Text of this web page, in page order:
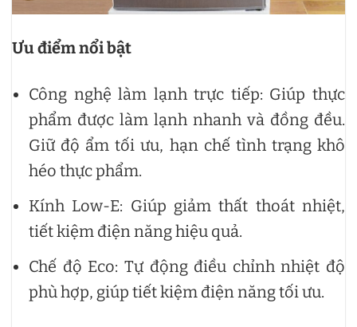
Ưu điểm nổi bật
Công nghệ làm lạnh trực tiếp: Giúp thực
phẩm được làm lạnh nhanh và đồng đều.
Giữ độ ẩm tối ưu, hạn chế tình trạng khô
héo thực phẩm.
Kính Low-E: Giúp giảm thất thoát nhiệt,
tiết kiệm điện năng hiệu quả.
Chế độ Eco: Tự động điều chỉnh nhiệt độ
phù hợp, giúp tiết kiệm điện năng tối ưu.